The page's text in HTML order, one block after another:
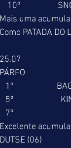
10º
Mais uma
Como PATADA
25.07
PÁREO
1º
5º
7º
Excelente
DUTSE (06)